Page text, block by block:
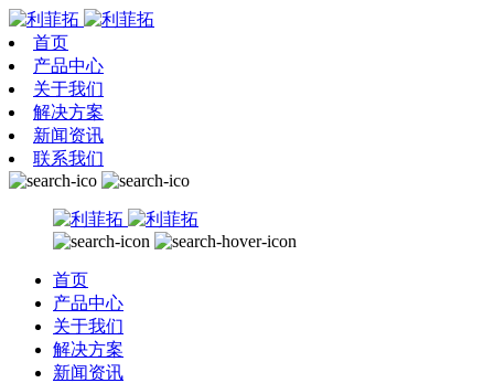
首页
产品中心
关于我们
解决方案
新闻资讯
联系我们
首页
产品中心
关于我们
解决方案
新闻资讯